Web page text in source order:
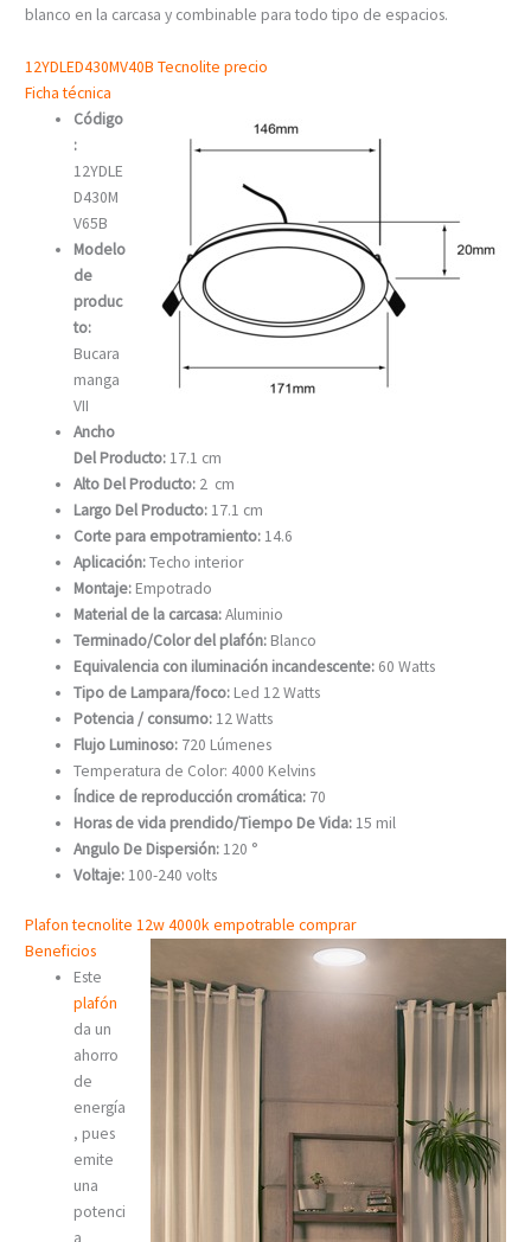
blanco en la carcasa y combinable para todo tipo de espacios.
12YDLED430MV40B Tecnolite precio
Ficha técnica
Código
:
12YDLE
D430M
V65B
Modelo
de
produc
to:
Bucara
manga
VII
Ancho
Del Producto: 17.1 cm
Alto Del Producto: 2 cm
Largo Del Producto: 17.1 cm
Corte para empotramiento: 14.6
Aplicación:Techo interior
Montaje: Empotrado
Material de la carcasa:Aluminio
Terminado/Color del plafón: Blanco
Equivalencia con iluminación incandescente: 60 Watts
Tipo de Lampara/foco: Led 12 Watts
Potencia / consumo: 12 Watts
Flujo Luminoso: 720 Lúmenes
Temperatura de Color: 4000 Kelvins
Índice de reproducción cromática: 70
Horas de vida prendido/Tiempo De Vida: 15 mil
Angulo De Dispersión: 120 °
Voltaje: 100-240 volts
Plafon tecnolite 12w 4000k empotrable comprar
Beneficios
Este
plafón
da un
ahorro
de
energía
, pues
emite
una
potenci